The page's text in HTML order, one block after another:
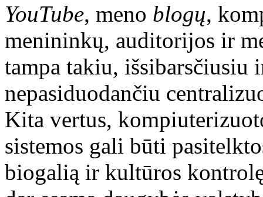
YouTube, meno blogų,
menininkų, auditorijos ir
tampa takiu, išsibarsčiusiu
nepasiduodančiu
Kita vertus,
sistemos gali būti
biogalią ir kultūros